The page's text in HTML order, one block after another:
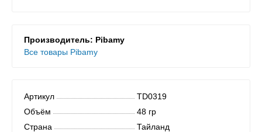
Производитель: Pibamy
Все товары Pibamy
Артикул
TD0319
Объём
48 гр
Страна
Тайланд